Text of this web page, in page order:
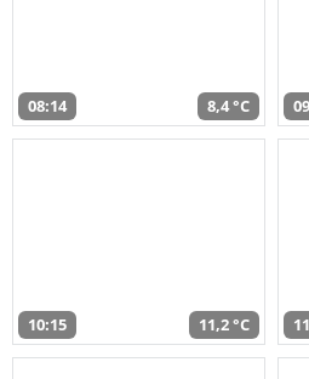
08:14 8,4 °C
10:15 11,2 °C